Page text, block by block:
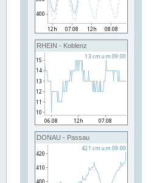
RHEIN - Koblenz
DONAU - Passau